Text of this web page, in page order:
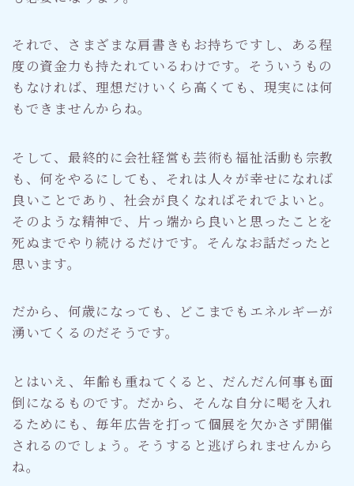
それで、さまざまな肩書きもお持ちですし、ある程
度の資金力も持たれているわけです。そういうもの
もなければ、理想だけいくら高くても、現実には何
もできませんからね。
そして、最終的に会社経営も芸術も福祉活動も宗教
も、何をやるにしても、それは人々が幸せになれば
良いことであり、社会が良くなればそれでよいと。
そのような精神で、片っ端から良いと思ったことを
死ぬまでやり続けるだけです。そんなお話だったと
思います。
だから、何歳になっても、どこまでもエネルギーが
湧いてくるのだそうです。
とはいえ、年齢も重ねてくると、だんだん何事も面
倒になるものです。だから、そんな自分に喝を入れ
るためにも、毎年広告を打って個展を欠かさず開催
されるのでしょう。そうすると逃げられませんから
ね。